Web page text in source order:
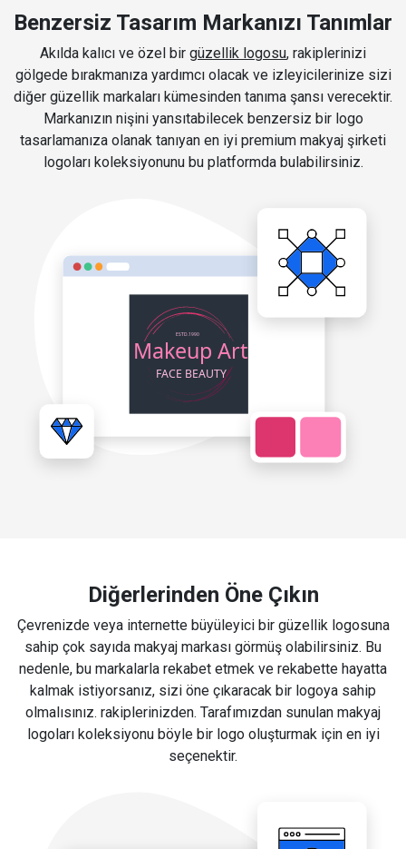
Benzersiz Tasarım Markanızı Tanımlar
Akılda kalıcı ve özel bir güzellik logosu, rakiplerinizi
gölgede bırakmanıza yardımcı olacak ve izleyicilerinize sizi
diğer güzellik markaları kümesinden tanıma şansı verecektir.
Markanızın nişini yansıtabilecek benzersiz bir logo
tasarlamanıza olanak tanıyan en iyi premium makyaj şirketi
logoları koleksiyonunu bu platformda bulabilirsiniz.
Diğerlerinden Öne Çıkın
Çevrenizde veya internette büyüleyici bir güzellik logosuna
sahip çok sayıda makyaj markası görmüş olabilirsiniz. Bu
nedenle, bu markalarla rekabet etmek ve rekabette hayatta
kalmak istiyorsanız, sizi öne çıkaracak bir logoya sahip
olmalısınız. rakiplerinizden. Tarafımızdan sunulan makyaj
logoları koleksiyonu böyle bir logo oluşturmak için en iyi
seçenektir.